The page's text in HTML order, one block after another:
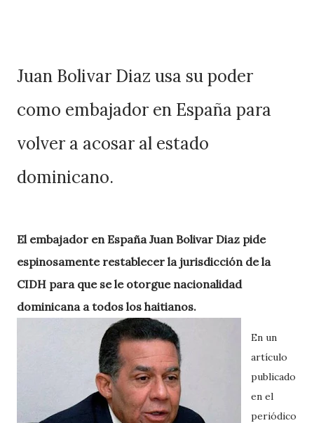
Juan Bolivar Diaz usa su poder
como embajador en España para
volver a acosar al estado
dominicano.
El embajador en España Juan Bolivar Diaz pide
espinosamente restablecer la jurisdicción de la
CIDH para que se le otorgue nacionalidad
dominicana a todos los haitianos.
En un
artículo
publicado
en el
periódico